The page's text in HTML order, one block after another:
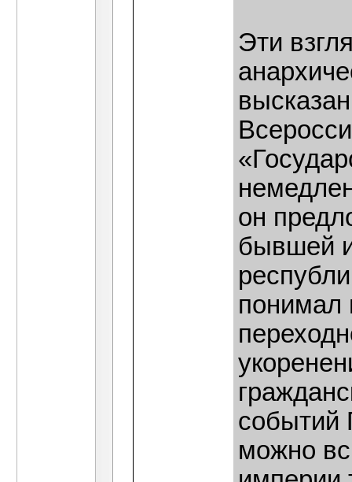
Эти
он
бывшей
понимал
событий
можно